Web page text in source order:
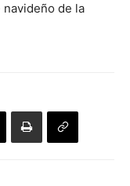
de la